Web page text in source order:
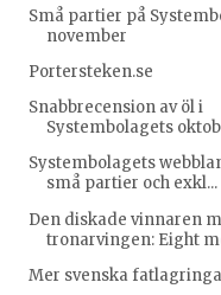
Små partier på
november
Portersteken.se
Snabbrecension av öl i
Systembolagets
Systembolagets
små partier och exkl...
Den diskade vinnaren
tronarvingen: Eight
Mer svenska